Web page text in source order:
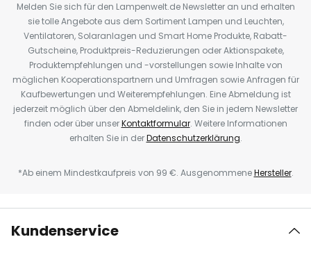
Melden Sie sich für den Lampenwelt.de Newsletter an und erhalten
sie tolle Angebote aus dem Sortiment Lampen und Leuchten,
Ventilatoren, Solaranlagen und Smart Home Produkte, Rabatt-
Gutscheine, Produktpreis-Reduzierungen oder Aktionspakete,
Produktempfehlungen und -vorstellungen sowie Inhalte von
möglichen Kooperationspartnern und Umfragen sowie Anfragen für
Kaufbewertungen und Weiterempfehlungen. Eine Abmeldung ist
jederzeit möglich über den Abmeldelink, den Sie in jedem Newsletter
finden oder über unserKontaktformular. Weitere Informationen
erhalten Sie in derDatenschutzerklärung.
*Ab einem Mindestkaufpreis von 99 €. AusgenommeneHersteller.
Kundenservice